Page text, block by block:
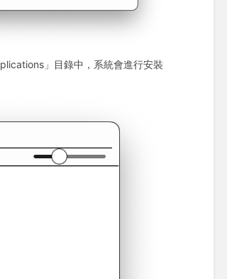
」目錄中，系統會進行安裝